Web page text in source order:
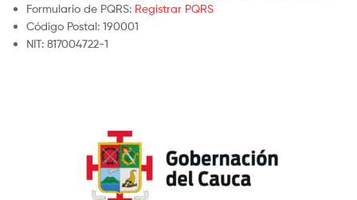
Formulario de PQRS: Registrar PQRS
Código Postal: 190001
NIT: 817004722-1